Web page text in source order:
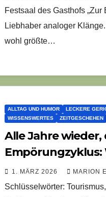
Festsaal des Gasthofs „Zur
Liebhaber analoger
wohl größte…
ALLTAG UND HUMOR LECKERE
WISSENSWERTES
ZEITGESCHEHEN
Alle Jahre wieder,
Empörungzyklus:
Kugel Eis?
1. MÄRZ 2026 MARION
Schlüsselwörter: